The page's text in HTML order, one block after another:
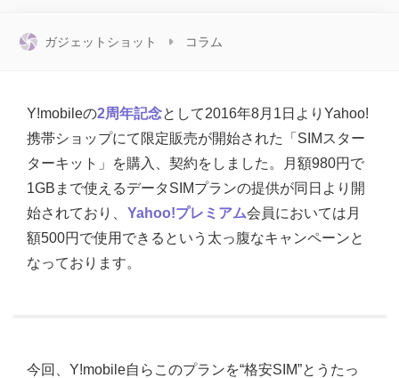
ガジェットショット コラム
Y!mobileの2周年記念として2016年8月1日よりYahoo!
携帯ショップにて限定販売が開始された「SIMスター
ターキット」を購入、契約をしました。月額980円で
1GBまで使えるデータSIMプランの提供が同日より開
始されており、 Yahoo!プレミアム会員においては月
額500円で使用できるという太っ腹なキャンペーンと
なっております。
今回、Y!mobile自らこのプランを“格安SIM”とうたっ